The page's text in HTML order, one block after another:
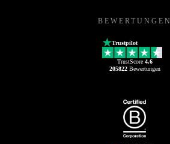
BEWERTUNGEN
Trustpilot
TrustScore 4.6
205822Bewertungen